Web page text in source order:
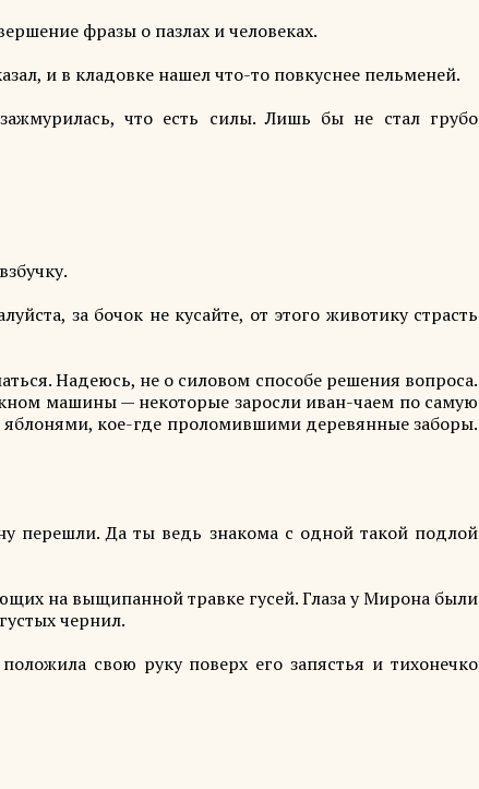
фразы о пазлах и человеках.
и в кладовке нашел что-то повкуснее пельменей.
что есть силы. Лишь бы не стал грубо
за бочок не кусайте, от этого животику страсть
Надеюсь, не о силовом способе решения вопроса.
машины — некоторые заросли иван-чаем по самую
кое-где проломившими деревянные заборы.
перешли. Да ты ведь знакома с одной такой подлой
на выщипанной травке гусей. Глаза у Мирона были
чернил.
свою руку поверх его запястья и тихонечко